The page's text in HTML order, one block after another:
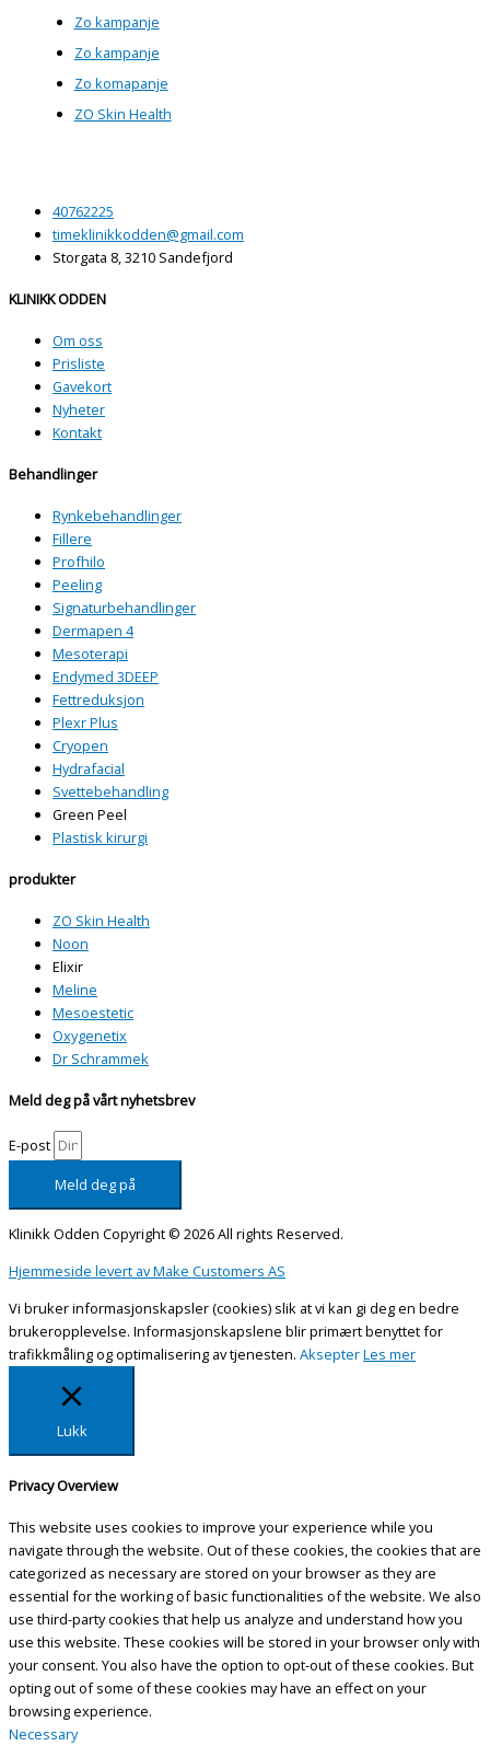
Zo kampanje
Zo kampanje
Zo komapanje
ZO Skin Health
40762225
timeklinikkodden@gmail.com
Storgata 8, 3210 Sandefjord
KLINIKK ODDEN
Om oss
Prisliste
Gavekort
Nyheter
Kontakt
Behandlinger
Rynkebehandlinger
Fillere
Profhilo
Peeling
Signaturbehandlinger
Dermapen 4
Mesoterapi
Endymed 3DEEP
Fettreduksjon
Plexr Plus
Cryopen
Hydrafacial
Svettebehandling
Green Peel
Plastisk kirurgi
produkter
ZO Skin Health
Noon
Elixir
Meline
Mesoestetic
Oxygenetix
Dr Schrammek
Meld deg på vårt nyhetsbrev
E-post
Meld deg på
Klinikk Odden Copyright © 2026 All rights Reserved.
Hjemmeside levert av Make Customers AS
Vi bruker informasjonskapsler (cookies) slik at vi kan gi deg en bedre
brukeropplevelse. Informasjonskapslene blir primært benyttet for
trafikkmåling og optimalisering av tjenesten. AksepterLes mer
Lukk
Privacy Overview
This website uses cookies to improve your experience while you
navigate through the website. Out of these cookies, the cookies that are
categorized as necessary are stored on your browser as they are
essential for the working of basic functionalities of the website. We also
use third-party cookies that help us analyze and understand how you
use this website. These cookies will be stored in your browser only with
your consent. You also have the option to opt-out of these cookies. But
opting out of some of these cookies may have an effect on your
browsing experience.
Necessary